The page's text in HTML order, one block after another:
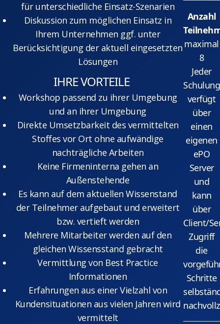
für unterschiedliche Einsatz-Szenarien
Diskussion zum möglichen Einsatz in
Ihrem Unternehmen ggf. unter
Berücksichtigung der aktuell eingesetzten
Lösungen
IHRE VORTEILE
Workshop passend zu ihrer Umgebung
und an ihrer Umgebung
Direkte Umsetzbarkeit des vermittelten
Stoffes vor Ort ohne aufwändige
nachträgliche Arbeiten
Keine Firmeninterna gehen an
Außenstehende
Es kann auf dem aktuellen Wissenstand
der Teilnehmer aufgebaut und erweitert
bzw. vertieft werden
Mehrere Mitarbeiter werden auf den
gleichen Wissensstand gebracht
Vermittlung von Best Practice
Informationen
Erfahrungen aus einer Vielzahl von
Kundensituationen aus vielen Jahren wird
vermittelt
Anzahl
maximal
8
Jeder
verfügt
über
einen
eigenen
ePO
Server
und
kann
über
Client/
Zugriff
die
Schritte